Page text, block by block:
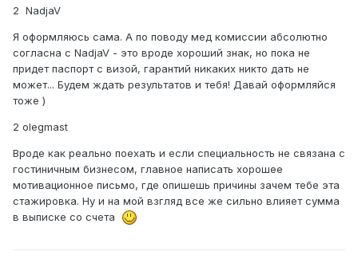
2 NadjaV
Я оформляюсь сама. А по поводу мед комиссии абсолютно
согласна с NadjaV - это вроде хороший знак, но пока не
придет паспорт с визой, гарантий никаких никто дать не
может... Будем ждать результатов и тебя! Давай оформляйся
тоже )
2 olegmast
Вроде как реально поехать и если специальность не связана с
гостиничным бизнесом, главное написать хорошее
мотивационное письмо, где опишешь причины зачем тебе эта
стажировка. Ну и на мой взгляд все же сильно влияет сумма
в выписке со счета